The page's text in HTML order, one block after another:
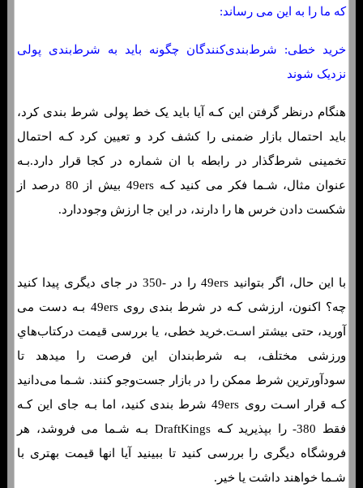
که ما را به این می رساند:
خرید خطی: شرط‌بندی‌کنندگان چگونه باید به شرط‌بندی پولی
نزدیک شوند
هنگام درنظر گرفتن این کـه آیا باید یک خط پولی شرط بندی کرد،
باید احتمال بازار ضمنی را کشف کرد و تعیین کرد کـه احتمال
تخمینی شرط‌گذار در رابطه با ان شماره در کجا قرار دارد.بـه
عنوان مثال، شـما فکر می کنید کـه 49ers بیش از 80 درصد از
شکست دادن خرس ها را دارند، در این جا ارزش وجوددارد.
با این حال، اگر بتوانید 49ers را در -350 در جای دیگری پیدا کنید
چه؟ اکنون، ارزشی کـه در شرط بندی روی 49ers بـه ​​دست می
آورید، حتی بیشتر اسـت.خرید خطی، یا بررسی قیمت درکتاب‌هاي‌
ورزشی مختلف، بـه شرط‌بندان این فرصت را میدهد تا
سودآورترین شرط ممکن را در بازار جست‌وجو کنند. شـما می‌دانید
کـه قرار اسـت روی 49ers شرط بندی کنید، اما بـه جای این کـه
فقط 380- را بپذیرید کـه DraftKings بـه شـما می فروشد، هر
فروشگاه دیگری را بررسی کنید تا ببینید آیا انها قیمت بهتری با
شـما خواهند داشت یا خیر.